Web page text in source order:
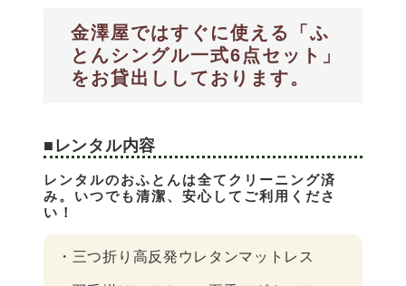
金澤屋ではすぐに使える「ふ
とんシングル一式6点セット」
をお貸出ししております。
■レンタル内容
レンタルのおふとんは全てクリーニング済
み。いつでも清潔、安心してご利用くださ
い！
・三つ折り高反発ウレタンマットレス